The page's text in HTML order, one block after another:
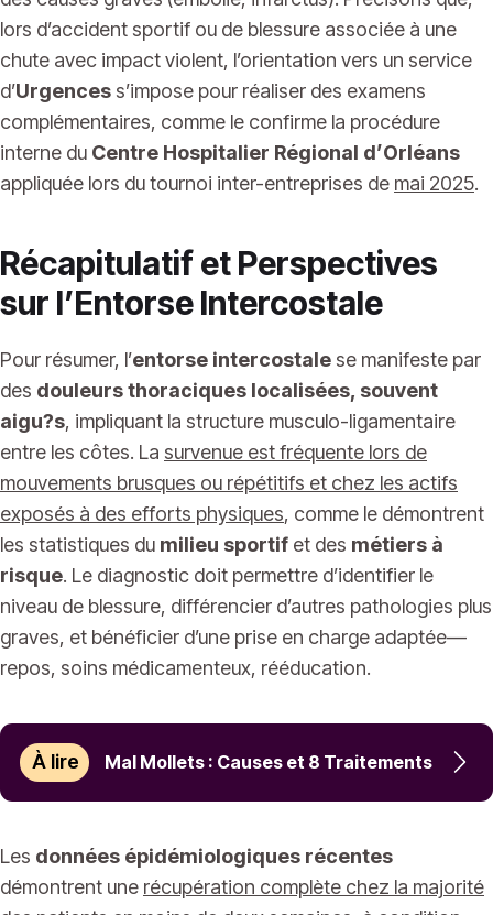
lors d’accident sportif ou de blessure associée à une
chute avec impact violent, l’orientation vers un service
d’Urgences s’impose pour réaliser des examens
complémentaires, comme le confirme la procédure
interne du Centre Hospitalier Régional d’Orléans
appliquée lors du tournoi inter-entreprises de mai 2025.
Récapitulatif et Perspectives
sur l’Entorse Intercostale
Pour résumer, l’entorse intercostale se manifeste par
des douleurs thoraciques localisées, souvent
aigu?s, impliquant la structure musculo-ligamentaire
entre les côtes. La survenue est fréquente lors de
mouvements brusques ou répétitifs et chez les actifs
exposés à des efforts physiques, comme le démontrent
les statistiques du milieu sportif et des métiers à
risque. Le diagnostic doit permettre d’identifier le
niveau de blessure, différencier d’autres pathologies plus
graves, et bénéficier d’une prise en charge adaptée—
repos, soins médicamenteux, rééducation.
À lire Mal Mollets : Causes et 8 Traitements
Les données épidémiologiques récentes
démontrent une récupération complète chez la majorité